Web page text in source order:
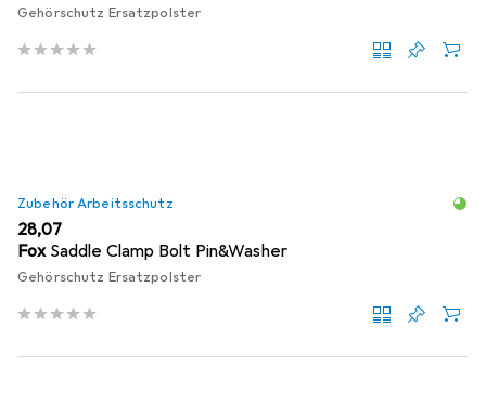
Gehörschutz Ersatzpolster
Zubehör Arbeitsschutz
EUR
28,07
Fox Saddle Clamp Bolt Pin&Washer
Gehörschutz Ersatzpolster